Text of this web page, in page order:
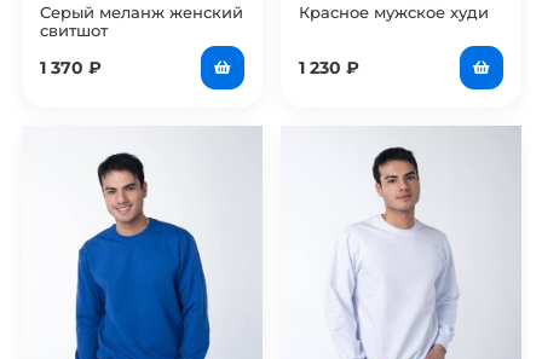
Серый меланж женский
свитшот
1 370 ₽
Красное мужское худи
1 230 ₽